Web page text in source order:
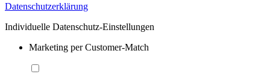
Datenschutzerklärung
Individuelle Datenschutz-Einstellungen
Marketing per Customer-Match